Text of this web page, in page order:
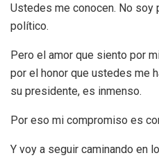
Ustedes me conocen. No soy
político.
Pero el amor que siento por
por el honor que ustedes me
su presidente, es inmenso.
Por eso mi compromiso es
Y voy a seguir caminando en